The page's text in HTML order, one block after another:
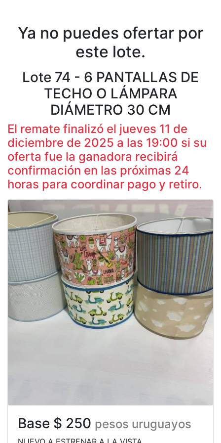
Ya no puedes ofertar por
este lote.
Lote 74 - 6 PANTALLAS DE
TECHO O LÁMPARA
DIÁMETRO 30 CM
El remate finalizó el jueves 11 de
diciembre de 2025 a las 19:00 si su
oferta fue la ganadora recibirá
confirmación en las próximas 24
horas para coordinar pago y retiro.
Base $ 250 pesos uruguayos